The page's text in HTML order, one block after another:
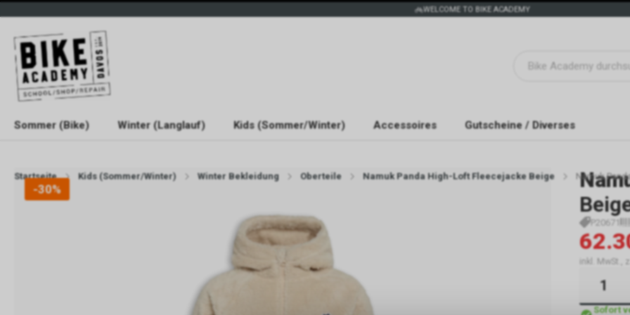
WELCOME TO BIKE ACADEMY
Sommer (Bike) Winter (Langlauf) Kids (Sommer/Winter) Accessoires Gutscheine / Diverses
Startseite Kids (Sommer/Winter) Winter Bekleidung Oberteile Namuk Panda High-Loft Fleecejacke Beige Namuk
-30%
P20671
inkl. MwSt.,
Sofort